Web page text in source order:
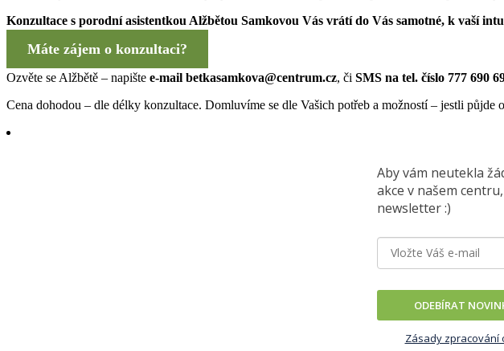
Konzultace s porodní asistentkou Alžbětou Samkovou Vás vrátí do Vás samotné, k vaší
Máte zájem o konzultaci?
Ozvěte se Alžbětě – napište e-mail betkasamkova@centrum.cz, či SMS na tel. číslo 777 690
Cena dohodou – dle délky konzultace. Domluvíme se dle Vašich potřeb a možností – jestli půjde
Aby vám neutekla
akce v našem
newsletter :)
ODEBÍRAT
Zásady zpracování